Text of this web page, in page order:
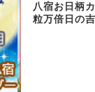
八宿お日柄
粒万倍日の